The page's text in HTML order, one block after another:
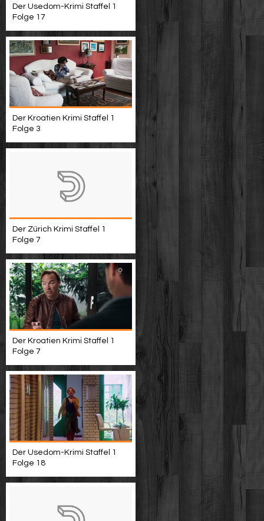
Der Usedom-Krimi Staffel 1
Folge 17
Der Kroatien Krimi Staffel 1
Folge 3
Der Zürich Krimi Staffel 1
Folge 7
Der Kroatien Krimi Staffel 1
Folge 7
Der Usedom-Krimi Staffel 1
Folge 18